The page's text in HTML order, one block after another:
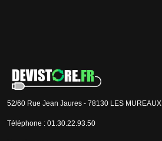
52/60 Rue Jean Jaures - 78130 LES MUREAUX
Téléphone : 01.30.22.93.50